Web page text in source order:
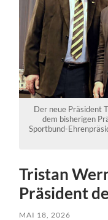
Der neue Präsident
dem bisherigen
Sportbund-
Tristan
Präsident
MAI 18, 2026